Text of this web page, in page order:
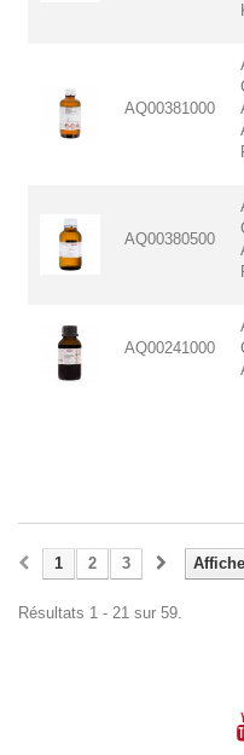
AQ00381000
AQ00380500
AQ00241000
1 2 3
Résultats 1 - 21 sur 59.